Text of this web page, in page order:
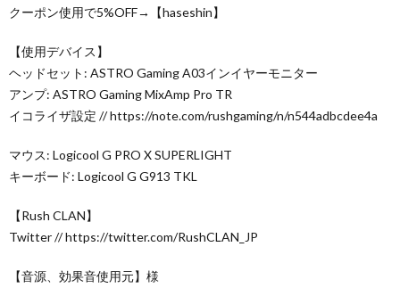
クーポン使用で5%OFF→【haseshin】
【使用デバイス】
ヘッドセット: ASTRO Gaming A03インイヤーモニター
アンプ: ASTRO Gaming MixAmp Pro TR
イコライザ設定 // https://note.com/rushgaming/n/n544adbcdee4a
マウス: Logicool G PRO X SUPERLIGHT
キーボード: Logicool G G913 TKL
【Rush CLAN】
Twitter // https://twitter.com/RushCLAN_JP
【音源、効果音使用元】様